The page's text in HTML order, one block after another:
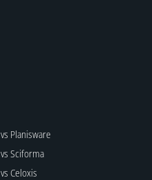
vs Planisware
vs Sciforma
vs Celoxis